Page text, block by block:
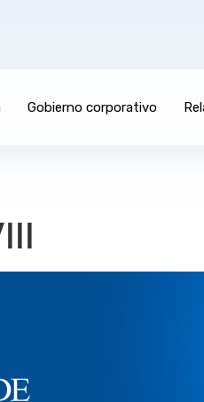
Gobierno corporativo